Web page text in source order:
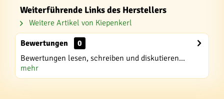
Weiterführende Links des Herstellers
Weitere Artikel von Kiepenkerl
Bewertungen
0
Bewertungen lesen, schreiben und diskutieren...
mehr